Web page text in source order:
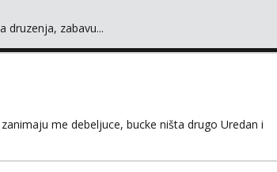
druzenja, zabavu...
me debeljuce, bucke ništa drugo Uredan i